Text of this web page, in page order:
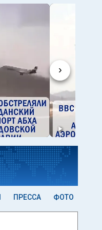
›
ПРЕССА ФОТО